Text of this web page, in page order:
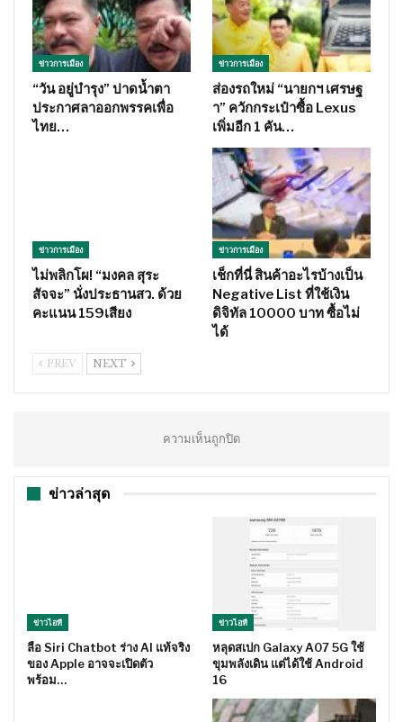
ข่าวการเมือง
“วัน อยู่บำรุง” ปาดน้ำตา
ประกาศลาออกพรรคเพื่อ
ไทย…
ข่าวการเมือง
ส่องรถใหม่ “นายกฯ เศรษฐ
า” ควักกระเป๋าซื้อ Lexus
เพิ่มอีก 1 คัน…
ข่าวการเมือง
ไม่พลิกโผ! “มงคล สุระ
สัจจะ” นั่งประธานสว. ด้วย
คะแนน 159เสียง
ข่าวการเมือง
เช็กที่นี่ สินค้าอะไรบ้างเป็น
Negative List ที่ใช้เงิน
ดิจิทัล 10000 บาท ซื้อไม่
ได้
PREV NEXT
ความเห็นถูกปิด
ข่าวล่าสุด
ข่าวไอที
ลือ Siri Chatbot ร่าง AI แท้จริง
ของ Apple อาจจะเปิดตัว
พร้อม…
ข่าวไอที
หลุดสเปก Galaxy A07 5G ใช้
ขุมพลังเดิน แต่ได้ใช้ Android
16